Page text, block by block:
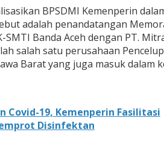
BPSDMI Kemenperin
adalah penandatangan
Banda Aceh dengan PT.
salah satu perusahaan
Barat yang juga masuk dalam
Covid-19, Kemenperin Fasilitasi
Disinfektan